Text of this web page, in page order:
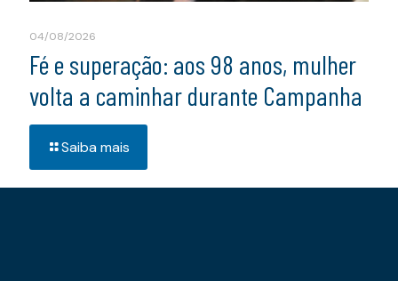
04/08/2026
Fé e superação: aos 98 anos, mulher
volta a caminhar durante Campanha
Saiba mais